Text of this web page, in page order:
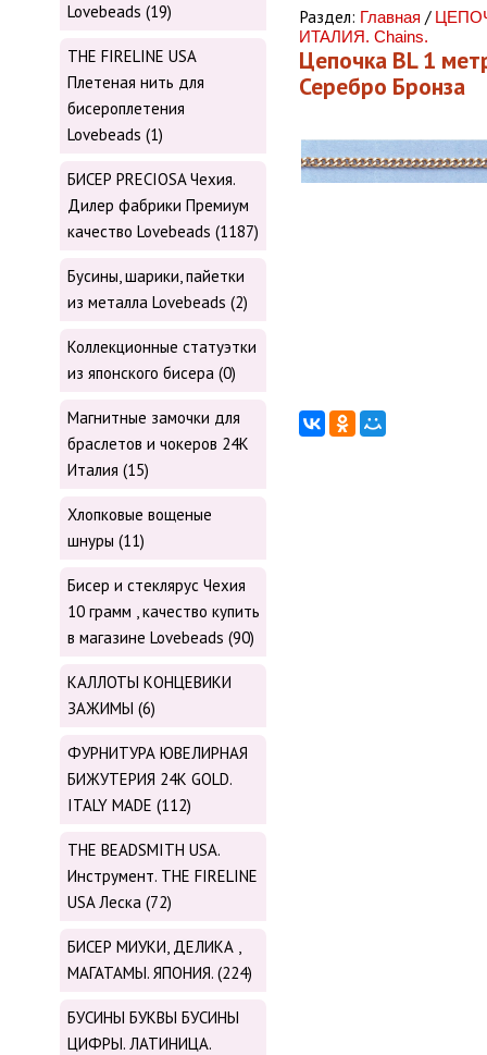
Lovebeads (19)
THE FIRELINE USA
Плетеная нить для
бисероплетения
Lovebeads (1)
БИСЕР PRECIOSA Чехия.
Дилер фабрики Премиум
качество Lovebeads (1187)
Бусины, шарики, пайетки
из металла Lovebeads (2)
Коллекционные статуэтки
из японского бисера (0)
Магнитные замочки для
браслетов и чокеров 24К
Италия (15)
Хлопковые вощеные
шнуры (11)
Бисер и стеклярус Чехия
10 грамм , качество купить
в магазине Lovebeads (90)
КАЛЛОТЫ КОНЦЕВИКИ
ЗАЖИМЫ (6)
ФУРНИТУРА ЮВЕЛИРНАЯ
БИЖУТЕРИЯ 24К GOLD.
ITALY MADE (112)
THE BEADSMITH USA.
Инструмент. THE FIRELINE
USA Леска (72)
БИСЕР МИУКИ, ДЕЛИКА ,
МАГАТАМЫ. ЯПОНИЯ. (224)
БУСИНЫ БУКВЫ БУСИНЫ
ЦИФРЫ. ЛАТИНИЦА.
Раздел: Главная /
ИТАЛИЯ. Chains.
Цепочка BL 1
Серебро Бронза